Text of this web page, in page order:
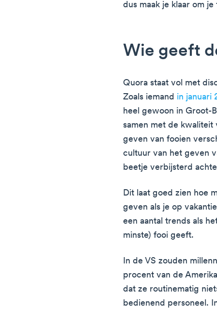
dus maak je klaar om
Wie geeft
Quora staat vol met
Zoals iemand in januari
heel gewoon in Groot-
samen met de
geven van fooien
cultuur van het geven
beetje verbijsterd
Dit laat goed zien hoe
geven als je op
een aantal trends als
minste) fooi geeft.
In de VS zouden
procent van de
dat ze routinematig
bedienend personeel.